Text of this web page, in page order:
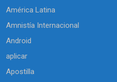
América Latina
Amnistía Internacional
Android
aplicar
Apostilla